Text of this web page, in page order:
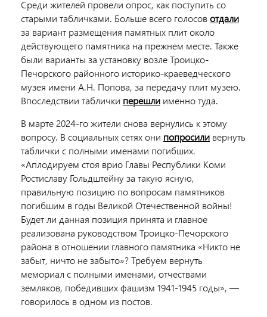
Среди жителей провели опрос, как поступить со
старыми табличками. Больше всего голосовотдали
за вариант размещения памятных плит около
действующего памятника на прежнем месте. Также
были варианты за установку возле Троицко-
Печорского районного историко-краеведческого
музея имени А.Н. Попова, за передачу плит музею.
Впоследствии таблички перешли именно туда.
В марте 2024-го жители снова вернулись к этому
вопросу. В социальных сетях они попросили вернуть
таблички с полными именами погибших.
«Аплодируем стоя врио Главы Республики Коми
Ростиславу Гольдштейну за такую ясную,
правильную позицию по вопросам памятников
погибшим в годы Великой Отечественной войны!
Будет ли данная позиция принята и главное
реализована руководством Троицко-Печорского
района в отношении главного памятника «Никто не
забыт, ничто не забыто»? Требуем вернуть
мемориал с полными именами, отчествами
земляков, победивших фашизм 1941-1945 годы», —
говорилось в одном из постов.